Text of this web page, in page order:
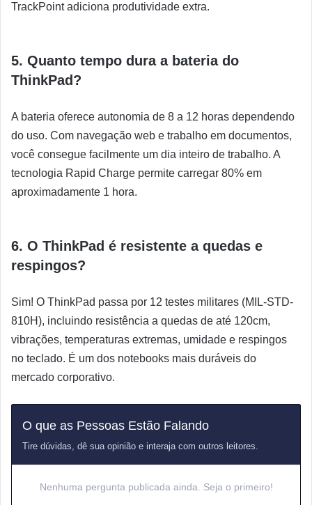
TrackPoint adiciona produtividade extra.
5. Quanto tempo dura a bateria do
ThinkPad?
A bateria oferece autonomia de 8 a 12 horas dependendo
do uso. Com navegação web e trabalho em documentos,
você consegue facilmente um dia inteiro de trabalho. A
tecnologia Rapid Charge permite carregar 80% em
aproximadamente 1 hora.
6. O ThinkPad é resistente a quedas e
respingos?
Sim! O ThinkPad passa por 12 testes militares (MIL-STD-
810H), incluindo resistência a quedas de até 120cm,
vibrações, temperaturas extremas, umidade e respingos
no teclado. É um dos notebooks mais duráveis do
mercado corporativo.
O que as Pessoas Estão Falando
Tire dúvidas, dê sua opinião e interaja com outros leitores.
Nenhuma pergunta publicada ainda. Seja o primeiro!